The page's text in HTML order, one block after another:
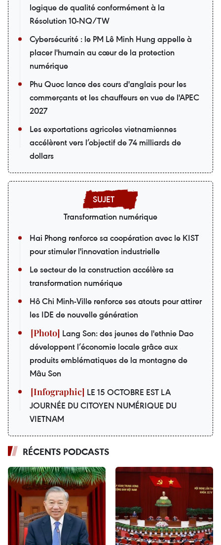
logique de qualité conformément à la
Résolution 10-NQ/TW
Cybersécurité : le PM Lê Minh Hung appelle à
placer l'humain au cœur de la protection
numérique
Phu Quoc lance des cours d'anglais pour les
commerçants et les chauffeurs en vue de l'APEC
2027
Les exportations agricoles vietnamiennes
accélèrent vers l’objectif de 74 milliards de
dollars
Transformation numérique
Hai Phong renforce sa coopération avec le KIST
pour stimuler l'innovation industrielle
Le secteur de la construction accélère sa
transformation numérique
Hô Chi Minh-Ville renforce ses atouts pour attirer
les IDE de nouvelle génération
Lang Son: des jeunes de l'ethnie Dao
développent l’économie locale grâce aux
produits emblématiques de la montagne de
Mâu Son
LE 15 OCTOBRE EST LA
JOURNÉE DU CITOYEN NUMÉRIQUE DU
VIETNAM
RÉCENTS PODCASTS